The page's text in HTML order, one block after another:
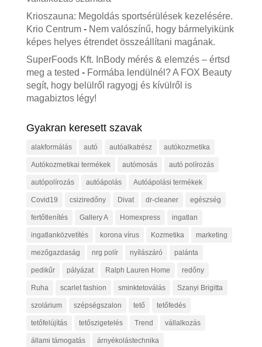
Krioszauna: Megoldás sportsérülések kezelésére.
Krio Centrum- Nem valószínű, hogy bármelyikünk
képes helyes étrendet összeállítani magának.
SuperFoods Kft. InBody mérés & elemzés – értsd
meg a tested - Formába lendülnél? A FOX Beauty
segít, hogy belülről ragyogj és kívülről is
magabiztos légy!
Gyakran keresett szavak
alakformálás autó autóalkatrész autókozmetika
Autókozmetikai termékek autómosás autó polírozás
autópolírozás autóápolás Autóápolási termékek
Covid19 csiziredőny Divat dr-cleaner egészség
fertőtlenítés Gallery A Homexpress ingatlan
ingatlanközvetítés korona vírus Kozmetika marketing
mezőgazdaság nrg polír nyílászáró palánta
pedikűr pályázat Ralph Lauren Home redőny
Ruha scarlet fashion sminktetoválás Szanyi Brigitta
szolárium szépségszalon tető tetőfedés
tetőfelújítás tetőszigetelés Trend vállalkozás
állami támogatás árnyékolástechnika